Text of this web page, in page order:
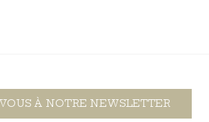
À NOTRE NEWSLETTER